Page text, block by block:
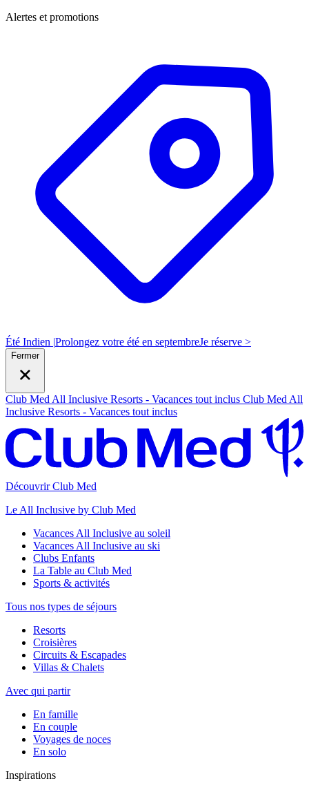
Alertes et promotions
Été Indien |Prolongez votre été en septembreJe réserve >
Fermer
Club Med All Inclusive Resorts - Vacances tout inclus Club Med All
Inclusive Resorts - Vacances tout inclus
Découvrir Club Med
Le All Inclusive by Club Med
Vacances All Inclusive au soleil
Vacances All Inclusive au ski
Clubs Enfants
La Table au Club Med
Sports & activités
Tous nos types de séjours
Resorts
Croisières
Circuits & Escapades
Villas & Chalets
Avec qui partir
En famille
En couple
Voyages de noces
En solo
Inspirations